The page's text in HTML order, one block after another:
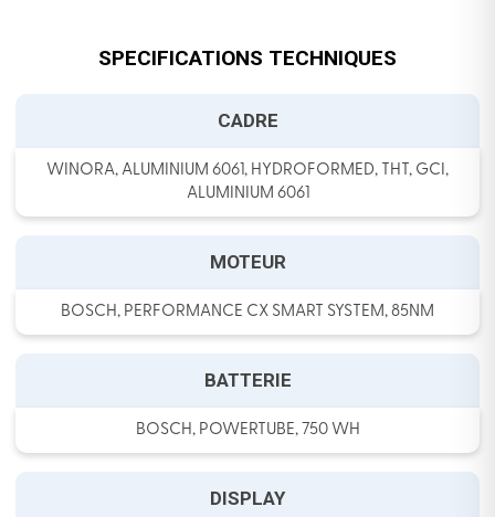
SPECIFICATIONS TECHNIQUES
CADRE
WINORA, ALUMINIUM 6061, HYDROFORMED, THT, GCI,
ALUMINIUM 6061
MOTEUR
BOSCH, PERFORMANCE CX SMART SYSTEM, 85NM
BATTERIE
BOSCH, POWERTUBE, 750 WH
DISPLAY